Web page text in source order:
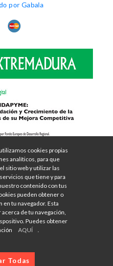
por Gabala
cookies propias
analíticos, para que
sitio web y utilizar las
que tiene y para
contenido con tus
pueden obtener o
tu navegador. Esta
de tu navegación,
Puedes obtener
AQUÍ .
Todas